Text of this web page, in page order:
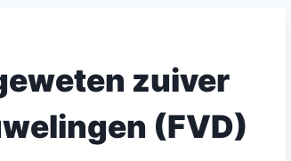
zuiver
(FVD)